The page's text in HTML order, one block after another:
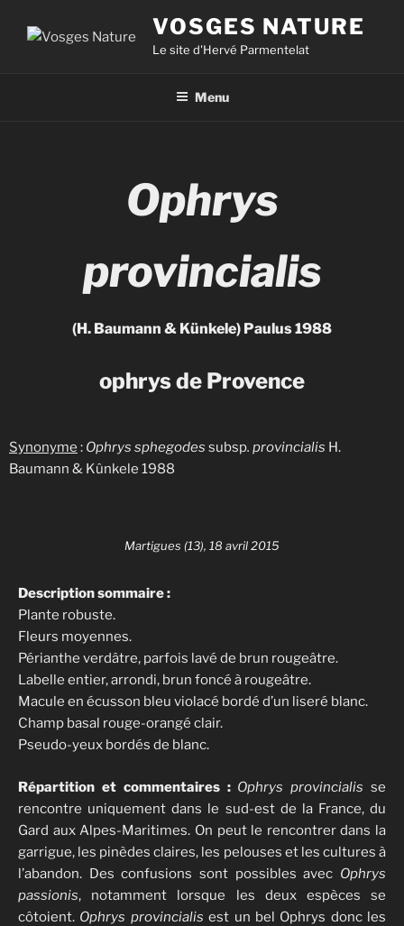
VOSGES NATURE
Le site d'Hervé Parmentelat
Menu
Ophrys
provincialis
(H. Baumann & Künkele) Paulus 1988
ophrys de Provence
Synonyme : Ophrys sphegodes subsp. provincialis H.
Baumann & Kûnkele 1988
Martigues (13), 18 avril 2015
Description sommaire :
Plante robuste.
Fleurs moyennes.
Périanthe verdâtre, parfois lavé de brun rougeâtre.
Labelle entier, arrondi, brun foncé à rougeâtre.
Macule en écusson bleu violacé bordé d’un liseré blanc.
Champ basal rouge-orangé clair.
Pseudo-yeux bordés de blanc.
Répartition et commentaires : Ophrys provincialisse
rencontre uniquement dans le sud-est de la France, du
Gard aux Alpes-Maritimes. On peut le rencontrer dans la
garrigue, les pinèdes claires, les pelouses et les cultures à
l’abandon. Des confusions sont possibles avec Ophrys
passionis, notamment lorsque les deux espèces se
côtoient. Ophrys provincialis est un bel Ophrys donc les